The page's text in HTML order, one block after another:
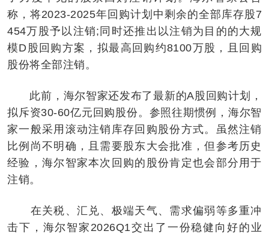
称，将2023-2025年回购计划中剩余的全部库存股7
454万股予以注销;同时还推出以注销为目的的大规
模D股回购方案，拟最高回购约8100万股，且回购
股份将全部注销。
此前，海尔智家还发布了最新的A股回购计划，
拟斥资30-60亿元回购股份。参照往期惯例，海尔智
家一般采用滚动注销库存回购股份方式。虽然注销
比例尚不明确，且需要股东大会批准，但参考历史
经验，海尔智家本次回购的股份肯定也会部分用于
注销。
在关税、汇兑、极端天气、需求偏弱等多重冲
击下，海尔智家2026Q1交出了一份稳健向好的业